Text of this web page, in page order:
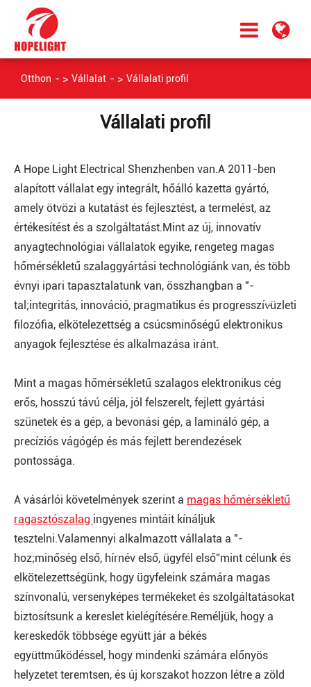
Otthon Vállalat Vállalati profil
Vállalati profil
A Hope Light Electrical Shenzhenben van.A 2011-ben
alapított vállalat egy integrált, hőálló kazetta gyártó,
amely ötvözi a kutatást és fejlesztést, a termelést, az
értékesítést és a szolgáltatást.Mint az új, innovatív
anyagtechnológiai vállalatok egyike, rengeteg magas
hőmérsékletű szalaggyártási technológiánk van, és több
évnyi ipari tapasztalatunk van, összhangban a "-
tal;integritás, innováció, pragmatikus és progresszív̵üzleti
filozófia, elkötelezettség a csúcsminőségű elektronikus
anyagok fejlesztése és alkalmazása iránt.
Mint a magas hőmérsékletű szalagos elektronikus cég
erős, hosszú távú célja, jól felszerelt, fejlett gyártási
szünetek és a gép, a bevonási gép, a lamináló gép, a
precíziós vágógép és más fejlett berendezések
pontossága.
A vásárlói követelmények szerint a magas hőmérsékletű
ragasztószalag ingyenes mintáit kínáljuk
tesztelni.Valamennyi alkalmazott vállalata a "-
hoz;minőség első, hírnév első, ügyfél első”mint célunk és
elkötelezettségünk, hogy ügyfeleink számára magas
színvonalú, versenyképes termékeket és szolgáltatásokat
biztosítsunk a kereslet kielégítésére.Reméljük, hogy a
kereskedők többsége együtt jár a békés
együttműködéssel, hogy mindenki számára előnyös
helyzetet teremtsen, és új korszakot hozzon létre a zöld